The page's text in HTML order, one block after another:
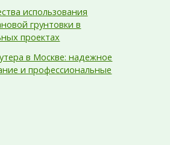
использования
грунтовки в
проектах
в Москве: надежное
и профессиональные